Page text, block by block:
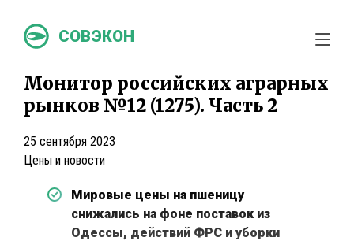
СОВЭКОН
Монитор российских аграрных
рынков №12 (1275). Часть 2
25 сентября 2023
Цены и новости
Мировые цены на пшеницу
снижались на фоне поставок из
Одессы, действий ФРС и уборки